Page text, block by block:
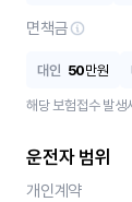
면책금
대인 50만원
해당 보험접수 발생
운전자 범위
개인계약